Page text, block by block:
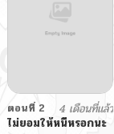
ตอนที่ 2
4 เดือนที่แล้ว
ไม่ยอมให้หนีหรอกนะ